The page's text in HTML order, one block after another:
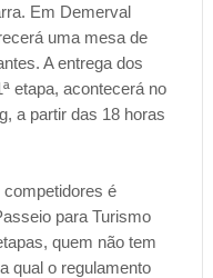
Em Demerval
uma mesa de
A entrega dos
etapa, acontecerá no
a partir das 18 horas
é
para Turismo
quem não tem
qual o regulamento